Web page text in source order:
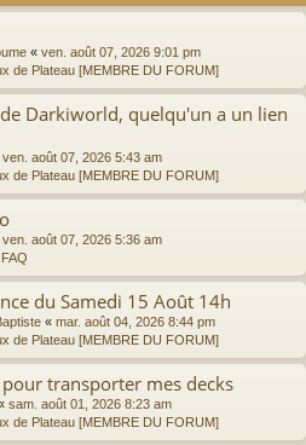
e
« ven. août 07, 2026 9:01 pm
de Plateau [MEMBRE DU FORUM]
Darkiworld, quelqu'un a un lien
ven. août 07, 2026 5:43 am
de Plateau [MEMBRE DU FORUM]
ven. août 07, 2026 5:36 am
du Samedi 15 Août 14h
« mar. août 04, 2026 8:44 pm
de Plateau [MEMBRE DU FORUM]
transporter mes decks
sam. août 01, 2026 8:23 am
de Plateau [MEMBRE DU FORUM]